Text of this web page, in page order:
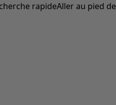
rapideAller au pied